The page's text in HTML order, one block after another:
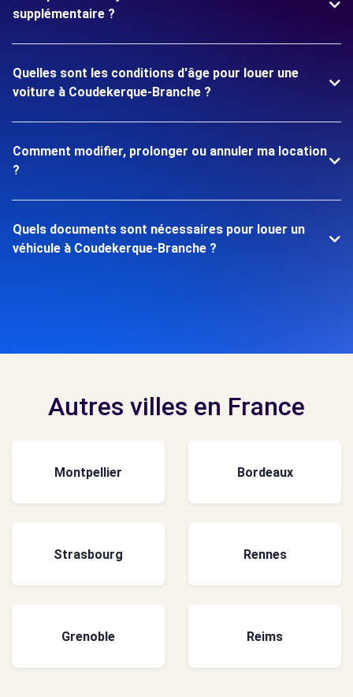
supplémentaire ?
Quelles sont les conditions d'âge pour louer une
voiture à Coudekerque-Branche ?
Comment modifier, prolonger ou annuler ma location
?
Quels documents sont nécessaires pour louer un
véhicule à Coudekerque-Branche ?
Autres villes en France
Montpellier Bordeaux
Strasbourg Rennes
Grenoble Reims